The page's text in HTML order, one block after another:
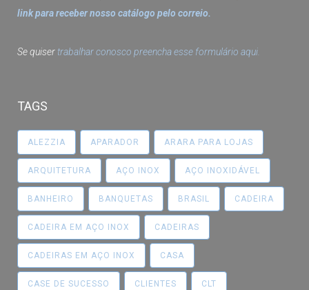
link para receber nosso catálogo pelo correio.
Se quisertrabalhar conosco preencha esse formulário aqui.
TAGS
ALEZZIA APARADOR ARARA PARA LOJAS
ARQUITETURA AÇO INOX AÇO INOXIDÁVEL
BANHEIRO BANQUETAS BRASIL CADEIRA
CADEIRA EM AÇO INOX CADEIRAS
CADEIRAS EM AÇO INOX CASA
CASE DE SUCESSO CLIENTES CLT